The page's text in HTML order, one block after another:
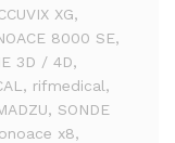
XG,
8000 SE,
3D / 4D,
, rifmedical,
, SONDE
x8,